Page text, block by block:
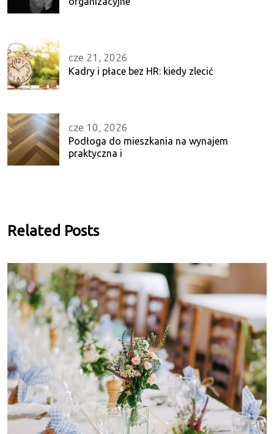
cze 21, 2026
Kadry i płace bez HR: kiedy zlecić
cze 10, 2026
Podłoga do mieszkania na wynajem
praktyczna i
Related Posts